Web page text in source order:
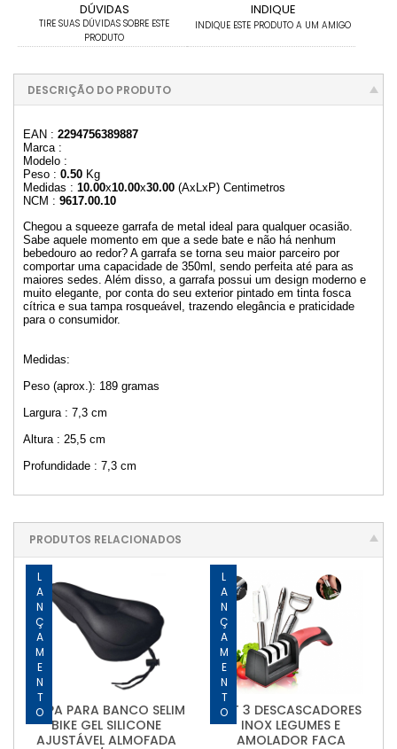
DÚVIDAS
TIRE SUAS DÚVIDAS SOBRE ESTE
PRODUTO
INDIQUE
INDIQUE ESTE PRODUTO A UM AMIGO
DESCRIÇÃO DO PRODUTO
EAN : 2294756389887
Marca :
Modelo :
Peso : 0.50 Kg
Medidas : 10.00x10.00x30.00 (AxLxP) Centimetros
NCM : 9617.00.10
Chegou a squeeze garrafa de metal ideal para qualquer ocasião.
Sabe aquele momento em que a sede bate e não há nenhum
bebedouro ao redor? A garrafa se torna seu maior parceiro por
comportar uma capacidade de 350ml, sendo perfeita até para as
maiores sedes. Além disso, a garrafa possui um design moderno e
muito elegante, por conta do seu exterior pintado em tinta fosca
cítrica e sua tampa rosqueável, trazendo elegância e praticidade
para o consumidor.
Medidas:
Peso (aprox.): 189 gramas
Largura : 7,3 cm
Altura : 25,5 cm
Profundidade : 7,3 cm
PRODUTOS RELACIONADOS
LANÇAMENTO
CAPA PARA BANCO SELIM
BIKE GEL SILICONE
AJUSTÁVEL ALMOFADA
LANÇAMENTO
KIT 3 DESCASCADORES
INOX LEGUMES E
AMOLADOR FACA